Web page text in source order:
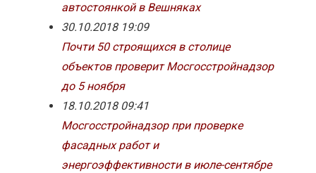
автостоянкой в Вешняках
30.10.2018 19:09
Почти 50 строящихся в столице
объектов проверит Мосгосстройнадзор
до 5 ноября
18.10.2018 09:41
Мосгосстройнадзор при проверке
фасадных работ и
энергоэффективности в июле-сентябре